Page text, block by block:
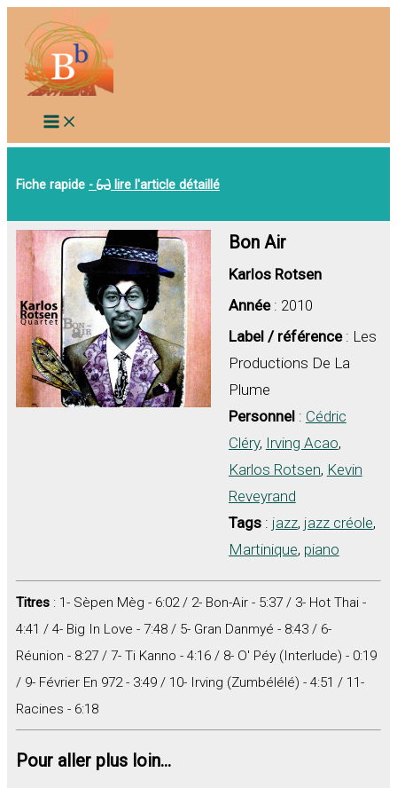
contenu
Fiche rapide - lire l'article détaillé
Bon Air
Karlos Rotsen
Année: 2010
Label / référence: Les
Productions De La
Plume
Personnel : Cédric
Cléry, Irving Acao,
Karlos Rotsen, Kevin
Reveyrand
Tags: jazz, jazz créole,
Martinique, piano
Titres : 1- Sèpen Mèg - 6:02 / 2- Bon-Air - 5:37 / 3- Hot Thai -
4:41 / 4- Big In Love - 7:48 / 5- Gran Danmyé - 8:43 / 6-
Réunion - 8:27 / 7- Ti Kanno - 4:16 / 8- O' Péy (Interlude) - 0:19
/ 9- Février En 972 - 3:49 / 10- Irving (Zumbélélé) - 4:51 / 11-
Racines - 6:18
Pour aller plus loin...